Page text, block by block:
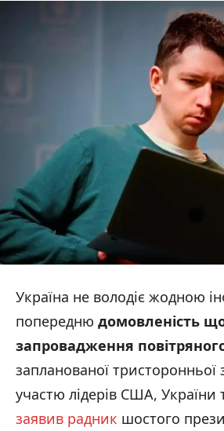
Україна не володіє жодною
попередню домовленість
запровадження
запланованої тристоронньої
участю лідерів США, України
заявив радник шостого